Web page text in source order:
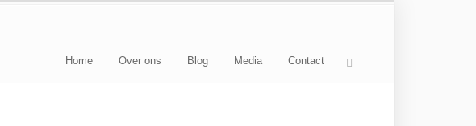
Home Over ons Blog Media Contact